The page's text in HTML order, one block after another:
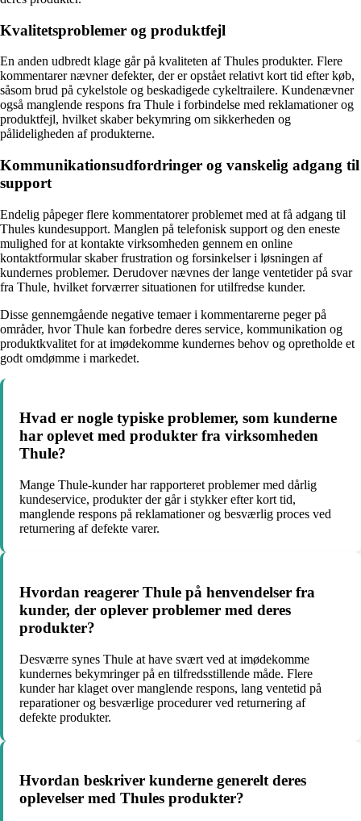
Kvalitetsproblemer og produktfejl
En anden udbredt klage går på kvaliteten af Thules produkter. Flere
kommentarer nævner defekter, der er opstået relativt kort tid efter køb,
såsom brud på cykelstole og beskadigede cykeltrailere. Kundenævner
også manglende respons fra Thule i forbindelse med reklamationer og
produktfejl, hvilket skaber bekymring om sikkerheden og
pålideligheden af produkterne.
Kommunikationsudfordringer og vanskelig adgang til
support
Endelig påpeger flere kommentatorer problemet med at få adgang til
Thules kundesupport. Manglen på telefonisk support og den eneste
mulighed for at kontakte virksomheden gennem en online
kontaktformular skaber frustration og forsinkelser i løsningen af
kundernes problemer. Derudover nævnes der lange ventetider på svar
fra Thule, hvilket forværrer situationen for utilfredse kunder.
Disse gennemgående negative temaer i kommentarerne peger på
områder, hvor Thule kan forbedre deres service, kommunikation og
produktkvalitet for at imødekomme kundernes behov og opretholde et
godt omdømme i markedet.
Hvad er nogle typiske problemer, som kunderne
har oplevet med produkter fra virksomheden
Thule?
Mange Thule-kunder har rapporteret problemer med dårlig
kundeservice, produkter der går i stykker efter kort tid,
manglende respons på reklamationer og besværlig proces ved
returnering af defekte varer.
Hvordan reagerer Thule på henvendelser fra
kunder, der oplever problemer med deres
produkter?
Desværre synes Thule at have svært ved at imødekomme
kundernes bekymringer på en tilfredsstillende måde. Flere
kunder har klaget over manglende respons, lang ventetid på
reparationer og besværlige procedurer ved returnering af
defekte produkter.
Hvordan beskriver kunderne generelt deres
oplevelser med Thules produkter?